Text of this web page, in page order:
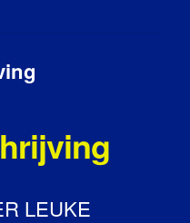
LEUKE